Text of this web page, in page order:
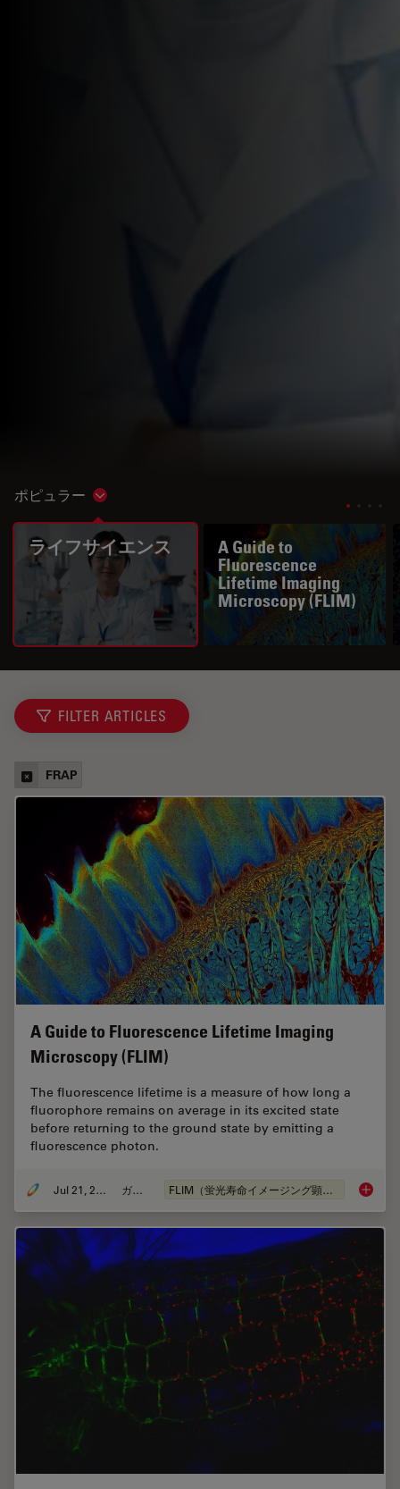
ポピュラー Show subnavigation
ライフサイエンス
A Guide to
Fluorescence
Lifetime Imaging
Microscopy (FLIM)
FILTER ARTICLES
FRAP
A Guide to Fluorescence Lifetime Imaging
Microscopy (FLIM)
The fluorescence lifetime is a measure of how long a
fluorophore remains on average in its excited state
before returning to the ground state by emitting a
fluorescence photon.
Jul 21, 2022 ガイド FLIM（蛍光寿命イメージング顕微鏡法） A